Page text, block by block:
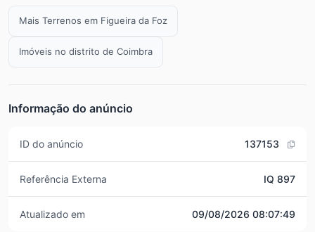
Mais Terrenos em Figueira da Foz
Imóveis no distrito de Coimbra
Informação do anúncio
ID do anúncio 137153
Referência Externa IQ 897
Atualizado em 09/08/2026 08:07:49